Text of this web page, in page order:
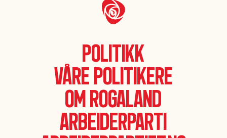
Politikk
Våre politikere
Om Rogaland
Arbeiderparti